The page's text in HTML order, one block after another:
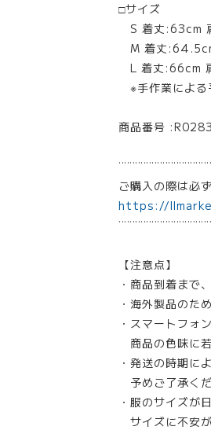
□サイズ
S 着丈:63cm
M 着丈
L 着丈:66cm
※手作業による
商品番号 :R0283
ご購入の際は必
https://
【注意点】
・商品到着まで
・海外製品のた
・スマートフォ
商品の色味に
・発送の時期に
予めご了承くだ
・服のサイズが
サイズに不安